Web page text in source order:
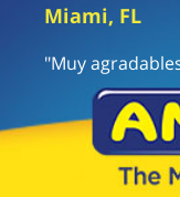
Miami, FL
"Muy